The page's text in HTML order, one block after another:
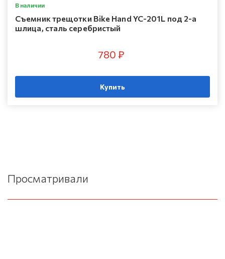
В наличии
Съемник трещотки Bike Hand YC-201L под 2-а
шлица, сталь серебристый
780 ₽
Купить
Просматривали